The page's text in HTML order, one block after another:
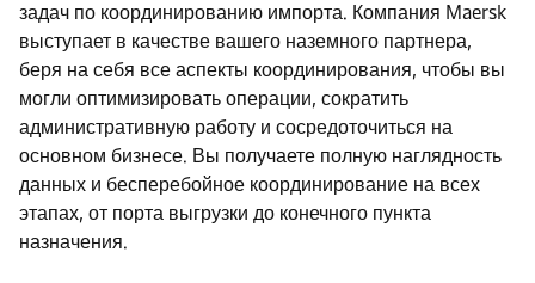
задач по координированию импорта. Компания Maersk
выступает в качестве вашего наземного партнера,
беря на себя все аспекты координирования, чтобы вы
могли оптимизировать операции, сократить
административную работу и сосредоточиться на
основном бизнесе. Вы получаете полную наглядность
данных и бесперебойное координирование на всех
этапах, от порта выгрузки до конечного пункта
назначения.